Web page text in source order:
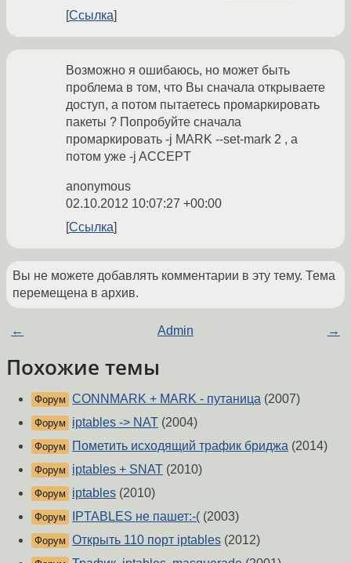
Ссылка
Возможно я ошибаюсь, но может быть
проблема в том, что Вы сначала открываете
доступ, а потом пытаетесь промаркировать
пакеты ? Попробуйте сначала
промаркировать -j MARK --set-mark 2 , а
потом уже -j ACCEPT
anonymous
02.10.2012 10:07:27 +00:00
Ссылка
Вы не можете добавлять комментарии в эту тему. Тема
перемещена в архив.
← Admin →
Похожие темы
Форум CONNMARK + MARK - путаница (2007)
Форум iptables -> NAT (2004)
Форум Пометить исходящий трафик бриджа (2014)
Форум iptables + SNAT (2010)
Форум iptables (2010)
Форум IPTABLES не пашет:-( (2003)
Форум Открыть 110 порт iptables (2012)